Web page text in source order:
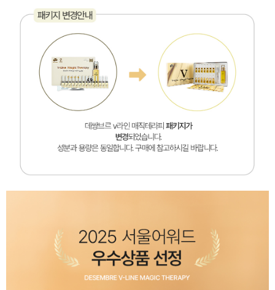
페이코 ID로 페
PAYCO 바로구매